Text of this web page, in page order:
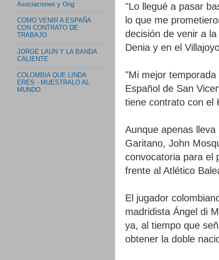
"Lo llegué a pasar
lo que me
decisión de venir a
Denia y en el
"Mi mejor
Español de San
tiene contrato con el
Aunque apenas
Garitano, John
convocatoria para el
frente al Atlético
El jugador
madridista Ángel di
ya, al tiempo que
obtener la doble
Asociaciones y Ong
COMO VENIR A ESPAÑA
CON CONTRATO DE
TRABAJO
JORGE LAUN Y LA BANDA
CALIENTE
COLOMBIA QUE LINDA
ERES - MUESTRALO AL
MUNDO